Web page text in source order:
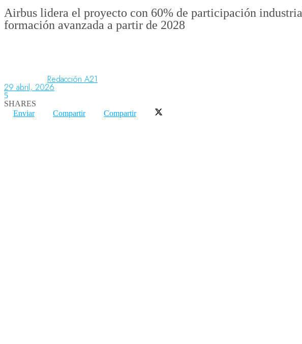
Aeronáutica
Columnistas
Airbus lidera el proyecto con 60% de participación
formación avanzada a partir de 2028
Redacción A21
29 abril, 2026
5
SHARES
Enviar
Compartir Compartir